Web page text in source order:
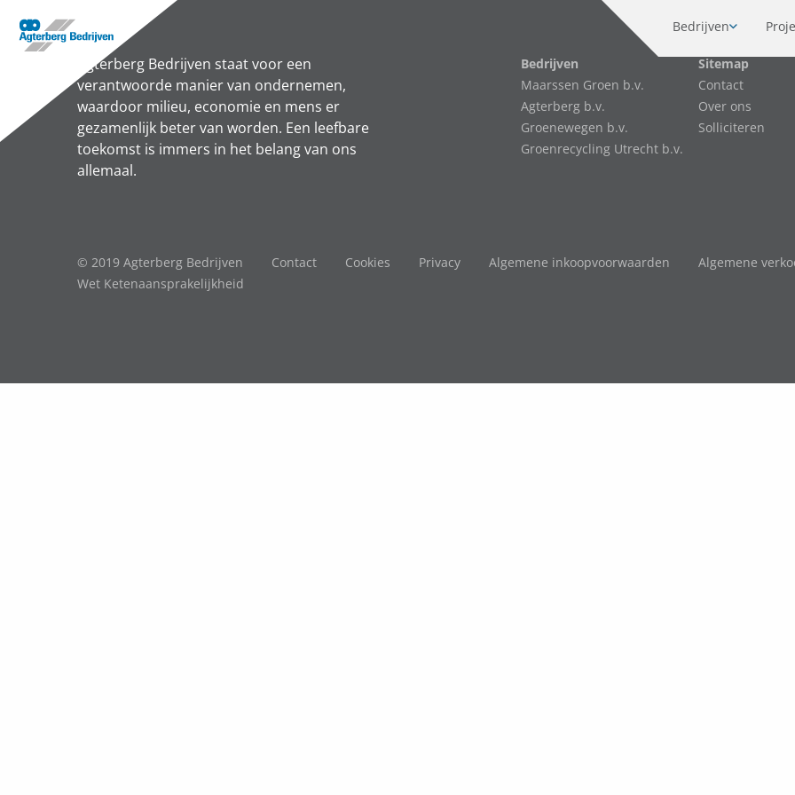
Bedrijven
Agterberg Bedrijven staat voor een
verantwoorde manier van ondernemen,
waardoor milieu, economie en mens er
gezamenlijk beter van worden. Een leefbare
toekomst is immers in het belang van ons
allemaal.
Bedrijven
Maarssen Groen b.v.
Agterberg b.v.
Groenewegen b.v.
Groenrecycling Utrecht b.v.
Sitemap
Contact
Over ons
Solliciteren
© 2019 Agterberg Bedrijven Contact Cookies Privacy Algemene inkoopvoorwaarden
Algemene
Wet Ketenaansprakelijkheid